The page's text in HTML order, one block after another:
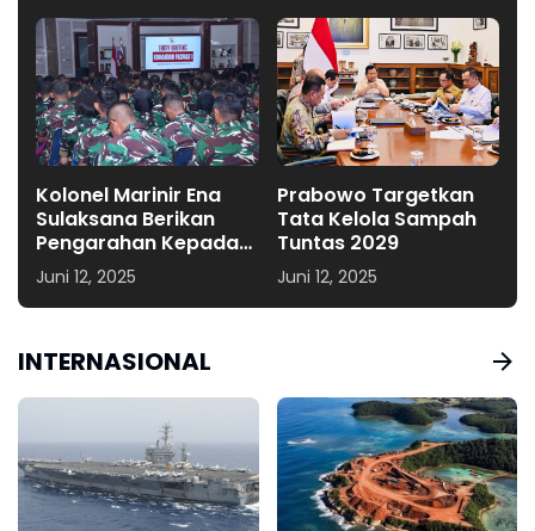
Kolonel Marinir Ena
Sulaksana Berikan
Pengarahan Kepada
Seluruh Perwira
Pasmar 1
Juni 12, 2025
Prabowo Targetkan
Tata Kelola Sampah
Tuntas 2029
Juni 12, 2025
INTERNASIONAL